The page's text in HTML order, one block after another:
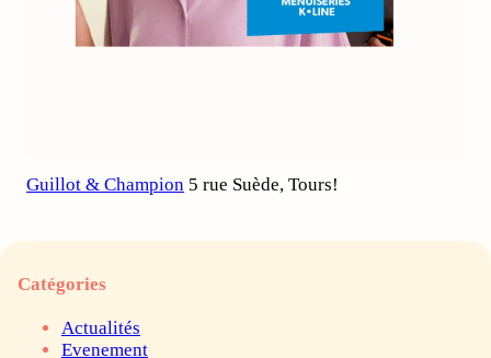
Guillot & Champion 5 rue Suède, Tours!
Catégories
Actualités
Evenement